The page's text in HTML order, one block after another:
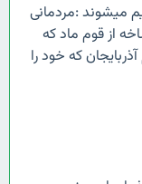
میشوند :مردمانی
از قوم ماد که
که خود را